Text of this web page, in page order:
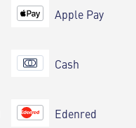
Apple Pay
Cash
Edenred